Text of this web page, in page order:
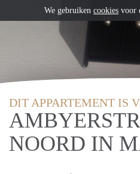
DIT APPARTEMENT IS
NOORD IN
We gebruiken cookies voor